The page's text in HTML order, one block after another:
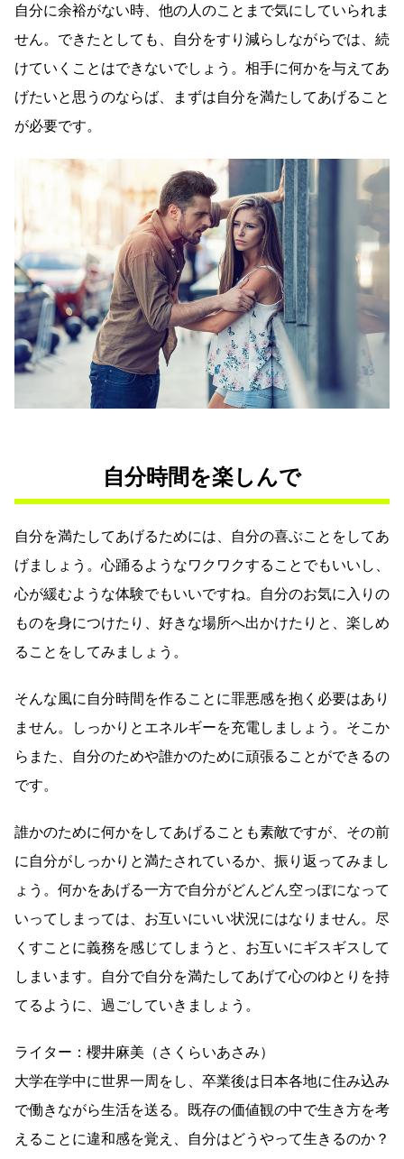
自分に余裕がない時、他の人のことまで気にしていられま
せん。できたとしても、自分をすり減らしながらでは、続
けていくことはできないでしょう。相手に何かを与えてあ
げたいと思うのならば、まずは自分を満たしてあげること
が必要です。
自分時間を楽しんで
自分を満たしてあげるためには、自分の喜ぶことをしてあ
げましょう。心踊るようなワクワクすることでもいいし、
心が緩むような体験でもいいですね。自分のお気に入りの
ものを身につけたり、好きな場所へ出かけたりと、楽しめ
ることをしてみましょう。
そんな風に自分時間を作ることに罪悪感を抱く必要はあり
ません。しっかりとエネルギーを充電しましょう。そこか
らまた、自分のためや誰かのために頑張ることができるの
です。
誰かのために何かをしてあげることも素敵ですが、その前
に自分がしっかりと満たされているか、振り返ってみまし
ょう。何かをあげる一方で自分がどんどん空っぽになって
いってしまっては、お互いにいい状況にはなりません。尽
くすことに義務を感じてしまうと、お互いにギスギスして
しまいます。自分で自分を満たしてあげて心のゆとりを持
てるように、過ごしていきましょう。
ライター：櫻井麻美（さくらいあさみ）
大学在学中に世界一周をし、卒業後は日本各地に住み込み
で働きながら生活を送る。既存の価値観の中で生き方を考
えることに違和感を覚え、自分はどうやって生きるのか？